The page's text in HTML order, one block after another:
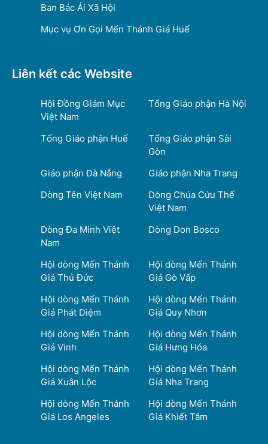
Ban Bác Ái Xã Hội
Mục vụ Ơn Gọi Mến Thánh Giá Huế
Liên kết các Website
Hội Đồng Giám Mục
Việt Nam
Tổng Giáo phận Hà Nội
Tổng Giáo phận Huế
Tổng Giáo phận Sài
Gòn
Giáo phận Đà Nẵng
Giáo phận Nha Trang
Dòng Tên Việt Nam
Dòng Chúa Cứu Thế
Việt Nam
Dòng Đa Minh Việt
Nam
Dòng Don Bosco
Hội dòng Mến Thánh
Giá Thủ Đức
Hội dòng Mến Thánh
Giá Gò Vấp
Hội dòng Mến Thánh
Giá Phát Diệm
Hội dòng Mến Thánh
Giá Quy Nhơn
Hội dòng Mến Thánh
Giá Vinh
Hội dòng Mến Thánh
Giá Hưng Hóa
Hội dòng Mến Thánh
Giá Xuân Lộc
Hội dòng Mến Thánh
Giá Nha Trang
Hội dòng Mến Thánh
Giá Los Angeles
Hội dòng Mến Thánh
Giá Khiết Tâm